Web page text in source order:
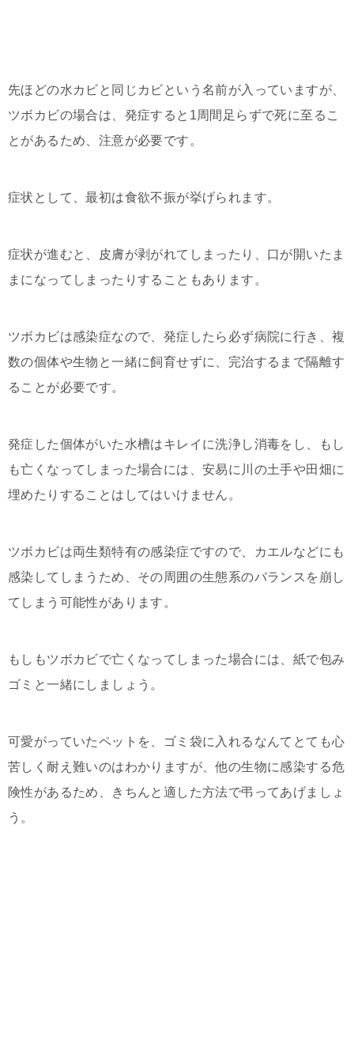
先ほどの水カビと同じカビという名前が入っていますが、
ツボカビの場合は、発症すると1周間足らずで死に至るこ
とがあるため、注意が必要です。
症状として、最初は食欲不振が挙げられます。
症状が進むと、皮膚が剥がれてしまったり、口が開いたま
まになってしまったりすることもあります。
ツボカビは感染症なので、発症したら必ず病院に行き、複
数の個体や生物と一緒に飼育せずに、完治するまで隔離す
ることが必要です。
発症した個体がいた水槽はキレイに洗浄し消毒をし、もし
も亡くなってしまった場合には、安易に川の土手や田畑に
埋めたりすることはしてはいけません。
ツボカビは両生類特有の感染症ですので、カエルなどにも
感染してしまうため、その周囲の生態系のバランスを崩し
てしまう可能性があります。
もしもツボカビで亡くなってしまった場合には、紙で包み
ゴミと一緒にしましょう。
可愛がっていたペットを、ゴミ袋に入れるなんてとても心
苦しく耐え難いのはわかりますが、他の生物に感染する危
険性があるため、きちんと適した方法で弔ってあげましょ
う。